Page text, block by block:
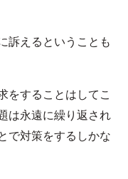
えるということも
をすることはしてこ
は永遠に繰り返され
で対策をするしかな